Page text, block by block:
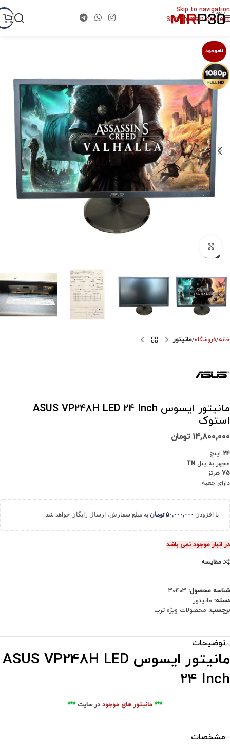
Skip to navigation
Skip to main content
ناموجود
خانه فروشگاه مانیتور
مانیتور ایسوس ASUS VP248H LED 24 Inch
استوک
۱۴,۸۰۰,۰۰۰ تومان
24 اینچ
مجهز به پنل TN
75 هرتز
دارای جعبه
با افزودن ۵۰,۰۰۰,۰۰۰ تومان به مبلغ سفارش، ارسال رایگان خواهد شد.
در انبار موجود نمی باشد
مقایسه
شناسه محصول: 30403
دسته: مانیتور
برچسب: محصولات ویژه ترب
توضیحات
مانیتور ایسوس ASUS VP248H LED
24 Inch
*** مانیتور های موجود در سایت***
مشخصات